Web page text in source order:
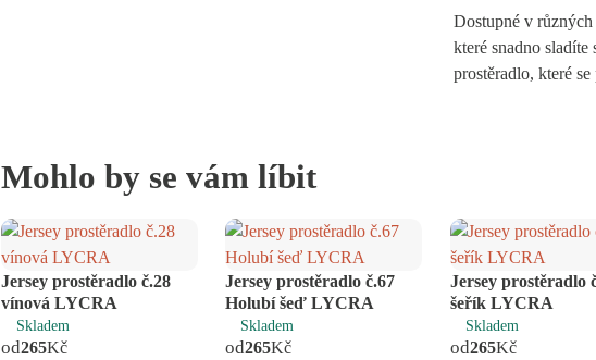
Dostupné v různých
které snadno sladíte
prostěradlo, které
Mohlo by se vám líbit
Jersey prostěradlo č.28
vínová LYCRA
Skladem
od265Kč
Jersey prostěradlo č.67
Holubí šeď LYCRA
Skladem
od265Kč
Jersey prostěradlo
šeřík LYCRA
Skladem
od265Kč